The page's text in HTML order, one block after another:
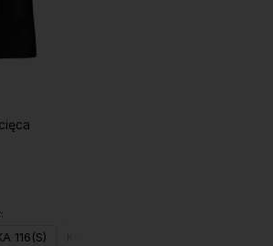
116(S)